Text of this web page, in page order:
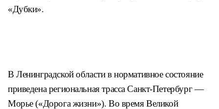
«Дубки».
В Ленинградской области в нормативное состояние
приведена региональная трасса Санкт-Петербург —
Морье («Дорога жизни»). Во время Великой